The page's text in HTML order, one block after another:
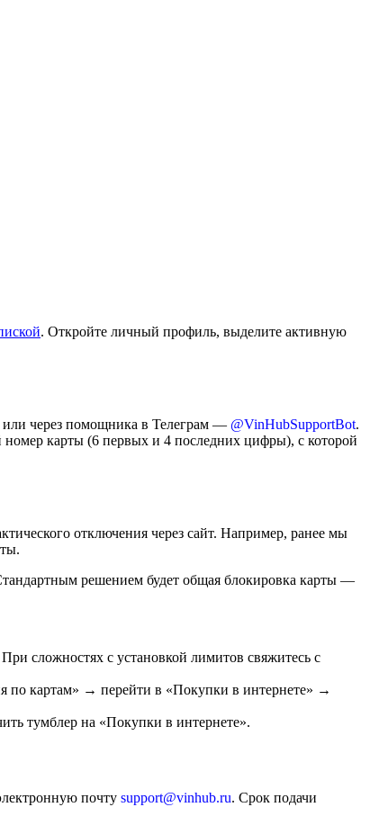
. Откройте личный профиль, выделите активную
или через помощника в Телеграм — @VinHubSupportBot.
карты (6 первых и 4 последних цифры), с которой
отключения через сайт. Например, ранее мы
решением будет общая блокировка карты —
сложностях с установкой лимитов свяжитесь с
по картам» → перейти в «Покупки в интернете» →
тумблер на «Покупки в интернете».
почту support@vinhub.ru. Срок подачи